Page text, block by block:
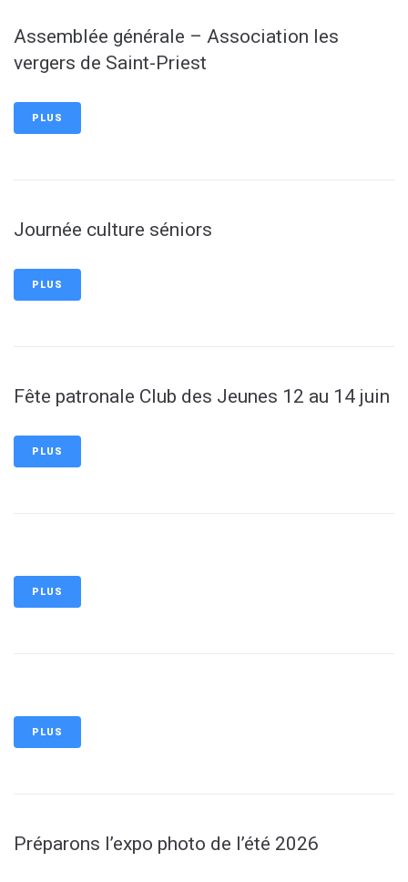
Assemblée générale – Association les
vergers de Saint-Priest
PLUS
Journée culture séniors
PLUS
Fête patronale Club des Jeunes 12 au 14 juin
PLUS
PLUS
PLUS
Préparons l’expo photo de l’été 2026